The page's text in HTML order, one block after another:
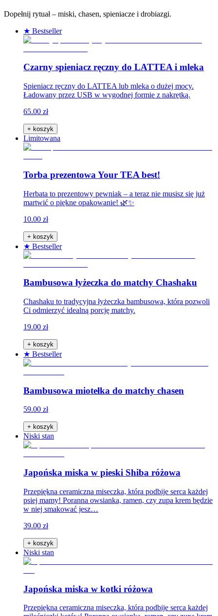
Dopełnij rytuał – miski, chasen, spieniacze i drobiazgi.
★ Bestseller
Czarny spieniacz ręczny do LATTEA i mleka
Spieniacz ręczny do LATTEA lub mleka o dużej mocy.
Ładowany przez USB w wygodnej formie z nakrętką.
65.00 zł
+ koszyk
Limitowana
Torba prezentowa Your TEA best!
Herbata to prezentowy pewniak – a teraz nie musisz się już
martwić o piękne opakowanie! 🌿✨
10.00 zł
+ koszyk
★ Bestseller
Bambusowa łyżeczka do matchy Chashaku
Chashaku to tradycyjna łyżeczka bambusowa, która pozwoli
Ci odmierzyć idealną porcję matchy.
19.00 zł
+ koszyk
★ Bestseller
Bambusowa miotełka do matchy chasen
59.00 zł
+ koszyk
Niski stan
Japońska miska w pieski Shiba różowa
Przepiękna ceramiczna miseczka, która podbije serca każdej
psiej mamy! Poranna owsianka, ramen, czy zupa krem będzie
w niej smakować jesz…
39.00 zł
+ koszyk
Niski stan
Japońska miska w kotki różowa
Przepiękna ceramiczna miseczka, która podbije serca każdej